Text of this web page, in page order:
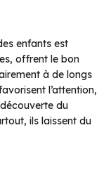
enfants est
offrent le bon
à de longs
l’attention,
du
ils laissent du